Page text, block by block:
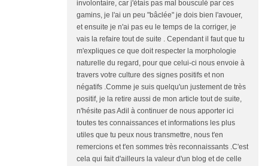
involontaire, car j'étais pas mal bousculé par ces
gamins, je l'ai un peu "bâclée" je dois bien l'avouer,
et ensuite je n'ai pas eu le temps de la corriger, je
vais la refaire tout de suite . Cependant il faut que tu
m'expliques ce que doit respecter la morphologie
naturelle du regard, pour que celui-ci nous envoie à
travers votre culture des signes positifs et non
négatifs .Comme je suis quelqu'un justement de très
positif, je la retire aussi de mon article tout de suite,
n'hésite pas Adil à continuer de nous apporter ici
toutes tes connaissances et informations les plus
utiles que tu peux nous transmettre, nous t'en
remercions et t'en sommes très reconnaissants .C'est
cela qui fait d'ailleurs la valeur d'un blog et de celle